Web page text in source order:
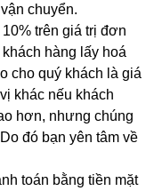
chuyển.
trên giá trị đơn
hàng lấy hoá
cho quý khách là giá
khác nếu khách
hơn, nhưng chúng
đó bạn yên tâm về
toán bằng tiền mặt